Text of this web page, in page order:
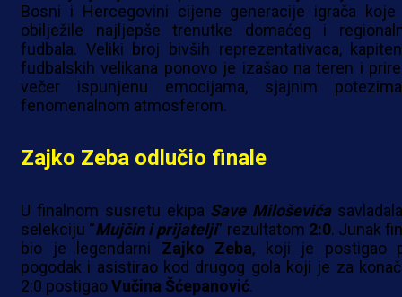
Bosni i Hercegovini cijene generacije igrača
obilježile najljepše trenutke domaćeg i
fudbala. Veliki broj bivših reprezentativaca,
fudbalskih velikana ponovo je izašao na teren i
večer ispunjenu emocijama, sjajnim
fenomenalnom atmosferom.
Zajko Zeba odlučio finale
U finalnom susretu ekipa Save Miloševića
selekciju “Mujčin i prijatelji” rezultatom 2:0. Junak
bio je legendarni Zajko Zeba, koji je postigao
pogodak i asistirao kod drugog gola koji je za
2:0 postigaoVučina Šćepanović.